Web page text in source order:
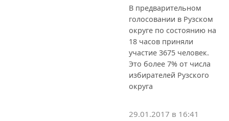
В предварительном
голосовании в Рузском
округе по состоянию на
18 часов приняли
участие 3675 человек.
Это более 7% от числа
избирателей Рузского
округа
29.01.2017 в 16:41